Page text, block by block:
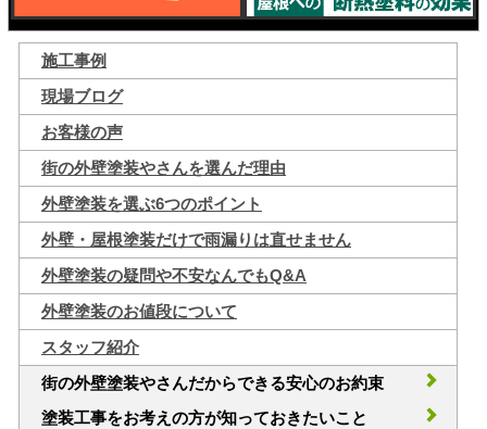
施工事例
現場ブログ
お客様の声
街の外壁塗装やさんを選んだ理由
外壁塗装を選ぶ6つのポイント
外壁・屋根塗装だけで雨漏りは直せません
外壁塗装の疑問や不安なんでもQ&A
外壁塗装のお値段について
スタッフ紹介
街の外壁塗装やさんだからできる安心のお約束
塗装工事をお考えの方が知っておきたいこと